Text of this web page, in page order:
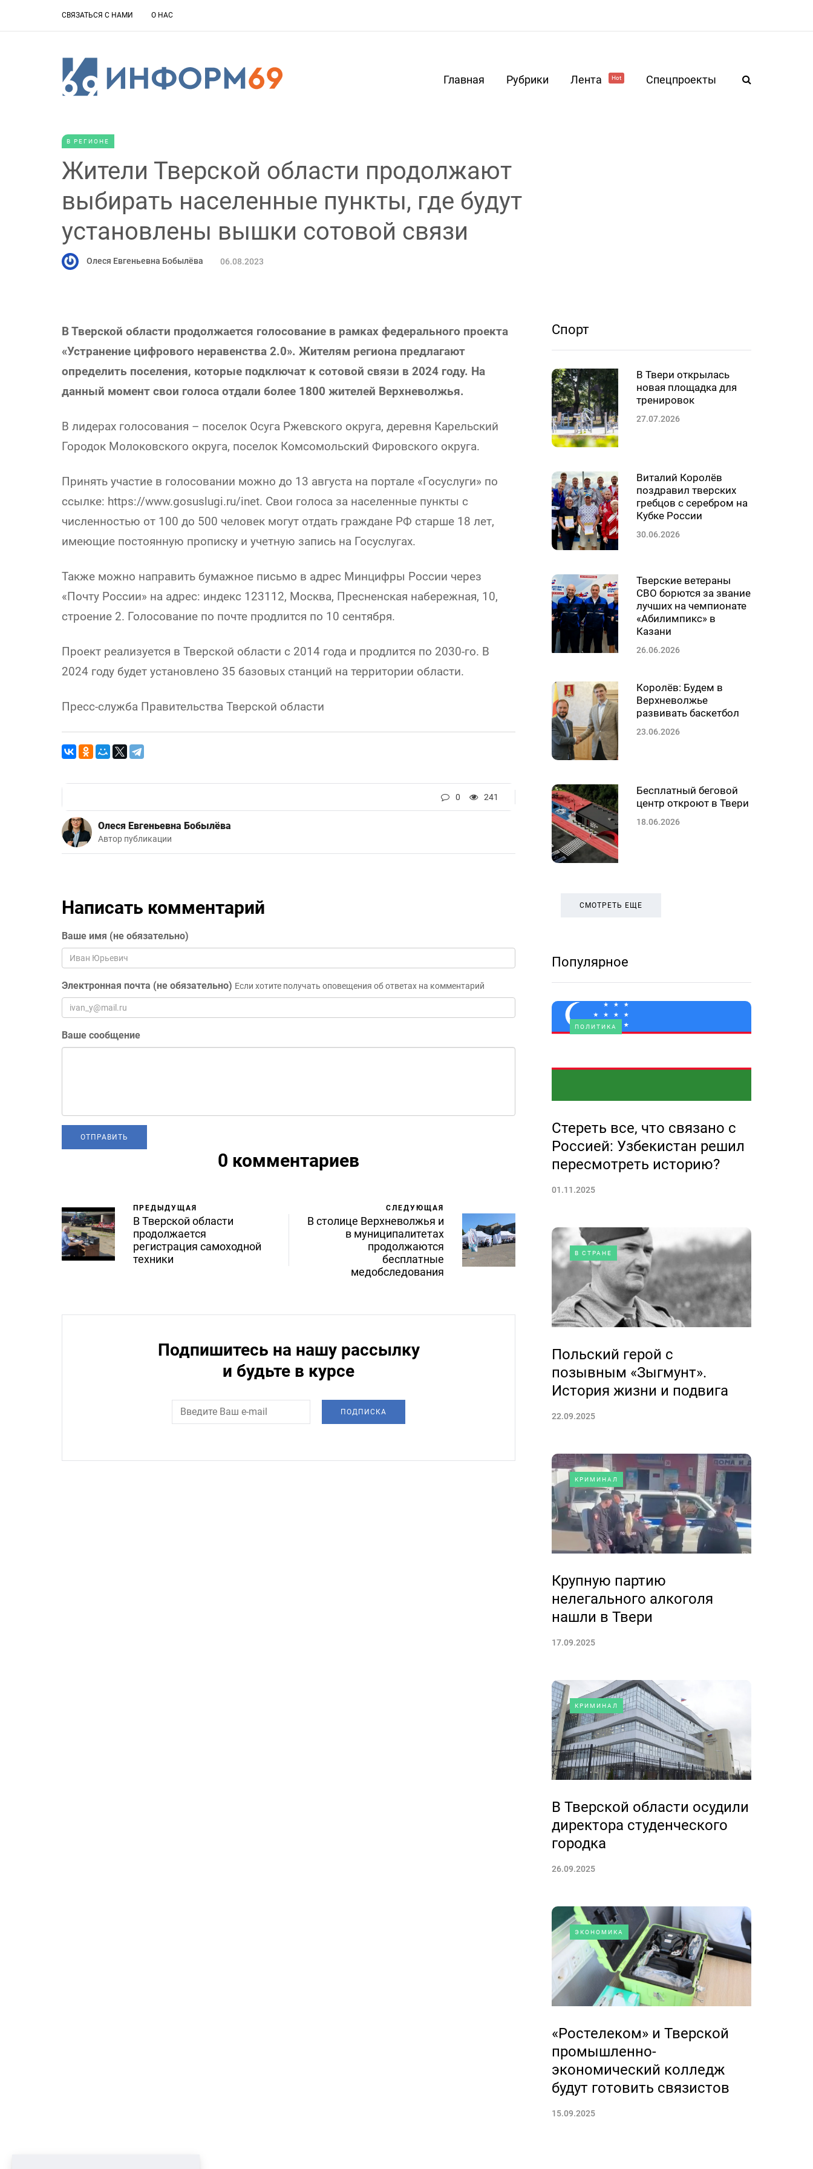
СВЯЗАТЬСЯ С НАМИ О НАС
Главная Рубрики Лента Hot Спецпроекты
В РЕГИОНЕ
Жители Тверской области продолжают
выбирать населенные пункты, где будут
установлены вышки сотовой связи
Олеся Евгеньевна Бобылёва 06.08.2023
В Тверской области продолжается голосование в рамках федерального проекта
«Устранение цифрового неравенства 2.0». Жителям региона предлагают
определить поселения, которые подключат к сотовой связи в 2024 году. На
данный момент свои голоса отдали более 1800 жителей Верхневолжья.
В лидерах голосования – поселок Осуга Ржевского округа, деревня Карельский
Городок Молоковского округа, поселок Комсомольский Фировского округа.
Принять участие в голосовании можно до 13 августа на портале «Госуслуги» по
ссылке: https://www.gosuslugi.ru/inet. Свои голоса за населенные пункты с
численностью от 100 до 500 человек могут отдать граждане РФ старше 18 лет,
имеющие постоянную прописку и учетную запись на Госуслугах.
Также можно направить бумажное письмо в адрес Минцифры России через
«Почту России» на адрес: индекс 123112, Москва, Пресненская набережная, 10,
строение 2. Голосование по почте продлится по 10 сентября.
Проект реализуется в Тверской области с 2014 года и продлится по 2030-го. В
2024 году будет установлено 35 базовых станций на территории области.
Пресс-служба Правительства Тверской области
0 241
Олеся Евгеньевна Бобылёва
Автор публикации
Написать комментарий
Ваше имя (не обязательно)
Электронная почта (не обязательно) Если хотите получать оповещения об ответах на комментарий
Ваше сообщение
0 комментариев
ПРЕДЫДУЩАЯ
В Тверской области
продолжается
регистрация самоходной
техники
СЛЕДУЮЩАЯ
В столице Верхневолжья и
в муниципалитетах
продолжаются
бесплатные
медобследования
Подпишитесь на нашу рассылку
и будьте в курсе
ПОДПИСКА
Спорт
В Твери открылась
новая площадка для
тренировок
27.07.2026
Виталий Королёв
поздравил тверских
гребцов с серебром на
Кубке России
30.06.2026
Тверские ветераны
СВО борются за звание
лучших на чемпионате
«Абилимпикс» в
Казани
26.06.2026
Королёв: Будем в
Верхневолжье
развивать баскетбол
23.06.2026
Бесплатный беговой
центр откроют в Твери
18.06.2026
СМОТРЕТЬ ЕЩЕ
Популярное
ПОЛИТИКА
Стереть все, что связано с
Россией: Узбекистан решил
пересмотреть историю?
01.11.2025
В СТРАНЕ
Польский герой с
позывным «Зыгмунт».
История жизни и подвига
22.09.2025
КРИМИНАЛ
Крупную партию
нелегального алкоголя
нашли в Твери
17.09.2025
КРИМИНАЛ
В Тверской области осудили
директора студенческого
городка
26.09.2025
ЭКОНОМИКА
«Ростелеком» и Тверской
промышленно-
экономический колледж
будут готовить связистов
15.09.2025